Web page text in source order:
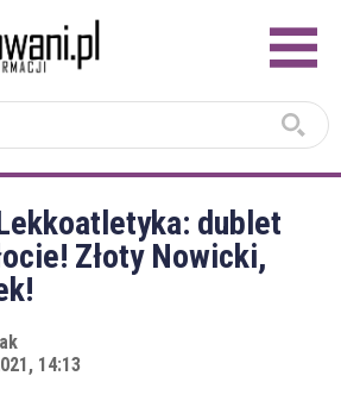
dublet
Złoty Nowicki,
14:13